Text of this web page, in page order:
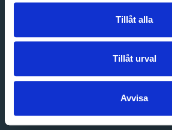
Tillåt alla
Tillåt urval
Avvisa